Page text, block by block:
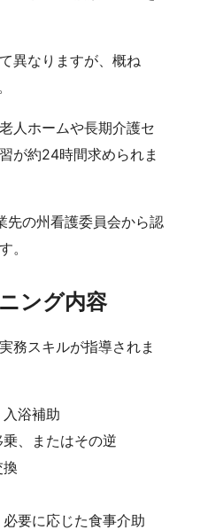
異なりますが、概ね
人ホームや長期介護セ
が約24時間求められま
先の州看護委員会から認
。
ング内容
務スキルが指導されま
浴補助
、またはその逆
要に応じた食事介助